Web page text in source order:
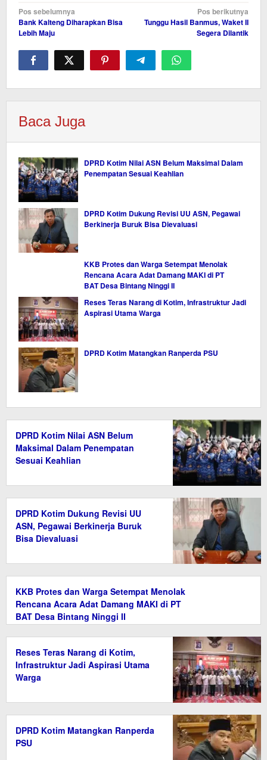
Navigasi
pos
Pos sebelumnya
Bank Kalteng Diharapkan Bisa
Lebih Maju
Pos berikutnya
Tunggu Hasil Banmus, Waket II
Segera Dilantik
Baca Juga
DPRD Kotim Nilai ASN Belum Maksimal Dalam
Penempatan Sesuai Keahlian
DPRD Kotim Dukung Revisi UU ASN, Pegawai
Berkinerja Buruk Bisa Dievaluasi
KKB Protes dan Warga Setempat Menolak
Rencana Acara Adat Damang MAKI di PT
BAT Desa Bintang Ninggi II
Reses Teras Narang di Kotim, Infrastruktur Jadi
Aspirasi Utama Warga
DPRD Kotim Matangkan Ranperda PSU
DPRD Kotim Nilai ASN Belum
Maksimal Dalam Penempatan
Sesuai Keahlian
DPRD Kotim Dukung Revisi UU
ASN, Pegawai Berkinerja Buruk
Bisa Dievaluasi
KKB Protes dan Warga Setempat Menolak
Rencana Acara Adat Damang MAKI di PT
BAT Desa Bintang Ninggi II
Reses Teras Narang di Kotim,
Infrastruktur Jadi Aspirasi Utama
Warga
DPRD Kotim Matangkan Ranperda
PSU